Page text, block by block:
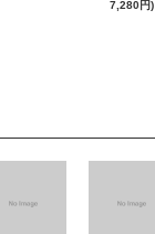
7,280円)